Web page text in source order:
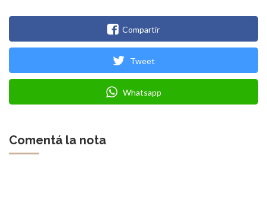
Compartir
Tweet
Whatsapp
Comentá la nota